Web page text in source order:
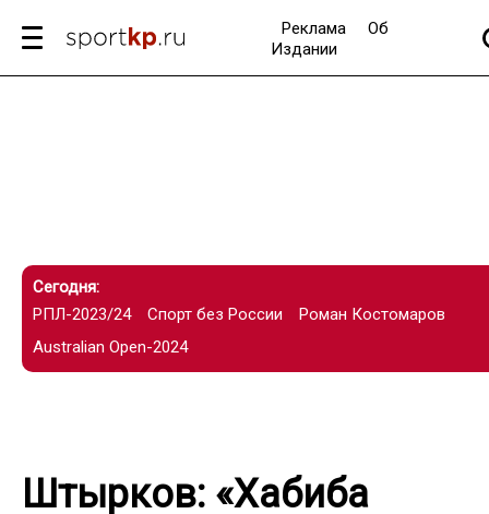
Реклама
Об
Издании
Сегодня:
РПЛ-2023/24
Спорт без России
Роман Костомаров
Australian Open-2024
Штырков: «Хабиба